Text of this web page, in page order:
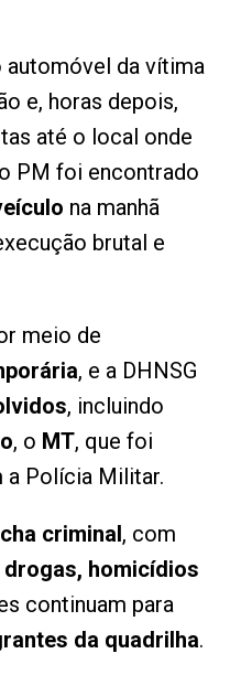
da vítima
e, horas depois,
até o local onde
PM foi encontrado
na manhã
brutal e
meio de
, e a DHNSG
, incluindo
, o MT, que foi
Polícia Militar.
criminal, com
homicídios
continuam para
da quadrilha.